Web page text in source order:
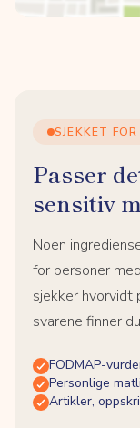
SJEKKET
Passer
sensitiv
Noen
for personer
sjekker hvorvidt
svarene finner
FODMAP-
Personlige
Artikler,